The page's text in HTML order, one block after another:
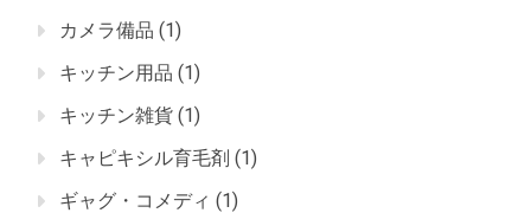
カメラ備品 (1)
キッチン用品 (1)
キッチン雑貨 (1)
キャピキシル育毛剤 (1)
ギャグ・コメディ (1)